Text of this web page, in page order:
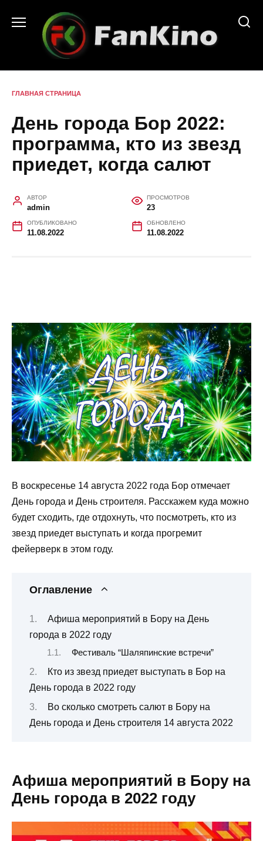
содержанию
ГЛАВНАЯ СТРАНИЦА
День города Бор 2022:
программа, кто из звезд
приедет, когда салют
АВТОР
admin
ПРОСМОТРОВ
23
ОПУБЛИКОВАНО
11.08.2022
ОБНОВЛЕНО
11.08.2022
В воскресенье 14 августа 2022 года Бор отмечает
День города и День строителя. Расскажем куда можно
будет сходить, где отдохнуть, что посмотреть, кто из
звезд приедет выступать и когда прогремит
фейерверк в этом году.
Оглавление
Афиша мероприятий в Бору на День
города в 2022 году
Фестиваль “Шаляпинские встречи”
Кто из звезд приедет выступать в Бор на
День города в 2022 году
Во сколько смотреть салют в Бору на
День города и День строителя 14 августа 2022
Афиша мероприятий в Бору на
День города в 2022 году